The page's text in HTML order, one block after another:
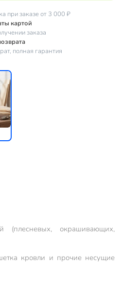
при заказе от 3 000 ₽
картой
заказа
полная гарантия
(плесневых, окрашивающих,
кровли и прочие несущие